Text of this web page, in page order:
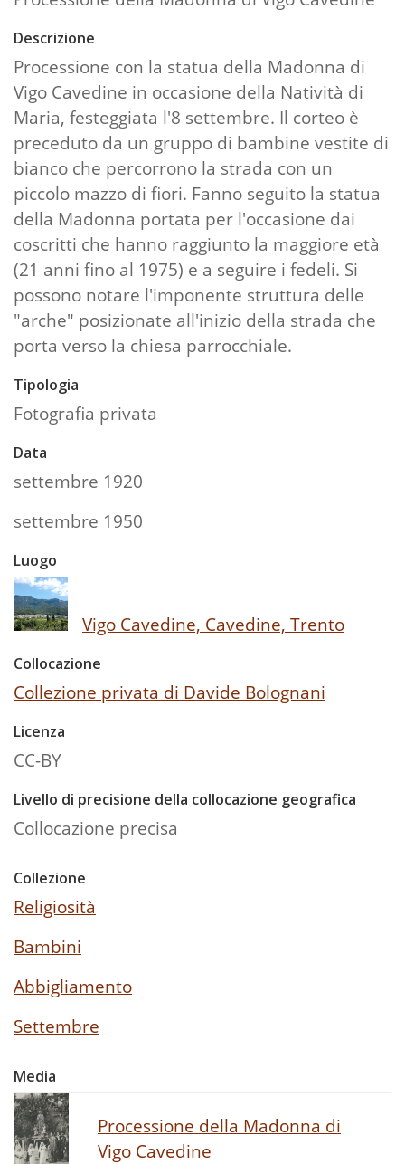
Descrizione
Processione con la statua della Madonna di
Vigo Cavedine in occasione della Natività di
Maria, festeggiata l'8 settembre. Il corteo è
preceduto da un gruppo di bambine vestite di
bianco che percorrono la strada con un
piccolo mazzo di fiori. Fanno seguito la statua
della Madonna portata per l'occasione dai
coscritti che hanno raggiunto la maggiore età
(21 anni fino al 1975) e a seguire i fedeli. Si
possono notare l'imponente struttura delle
"arche" posizionate all'inizio della strada che
porta verso la chiesa parrocchiale.
Tipologia
Fotografia privata
Data
settembre 1920
settembre 1950
Luogo
Vigo Cavedine, Cavedine, Trento
Collocazione
Collezione privata di Davide Bolognani
Licenza
CC-BY
Livello di precisione della collocazione geografica
Collocazione precisa
Collezione
Religiosità
Bambini
Abbigliamento
Settembre
Media
Processione della Madonna di
Vigo Cavedine